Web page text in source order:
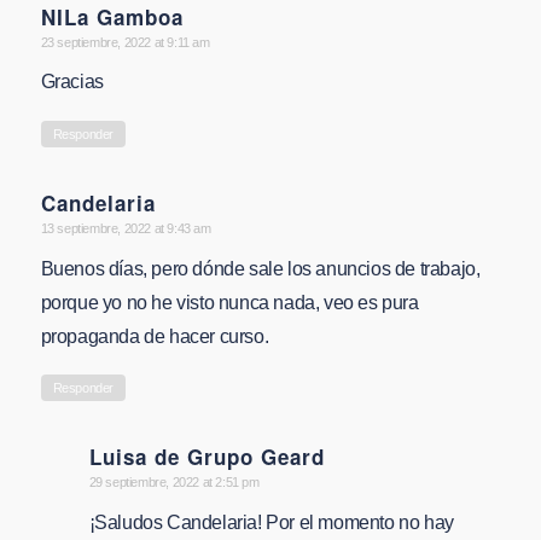
NILa Gamboa
says:
23 septiembre, 2022 at 9:11 am
Gracias
Responder
Candelaria
says:
13 septiembre, 2022 at 9:43 am
Buenos días, pero dónde sale los anuncios de trabajo,
porque yo no he visto nunca nada, veo es pura
propaganda de hacer curso.
Responder
Luisa de Grupo Geard
says:
29 septiembre, 2022 at 2:51 pm
¡Saludos Candelaria! Por el momento no hay